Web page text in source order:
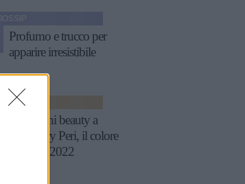
Profumo e trucco per
apparire irresistibile
MODA
Ispirazioni beauty a
tema Very Peri, il colore
Pantone 2022